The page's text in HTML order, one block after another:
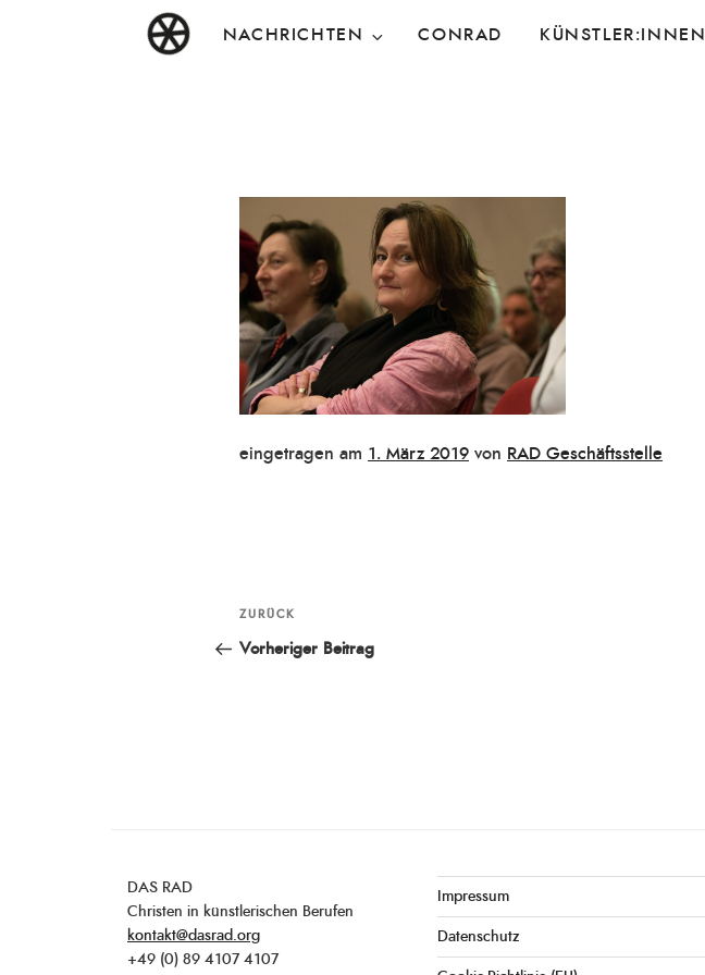
DAS RAD
Christen in künstlerischen Berufen
NACHRICHTEN CONRAD KÜNSTLER:INNEN
eingetragen am Veröffentlicht
1. März 2019 von RAD Geschäftsstelle
Beitragsnavigation
Vorheriger
Beitrag
ZURÜCK
Vorheriger Beitrag
DAS RAD
Christen in künstlerischen Berufen
kontakt@dasrad.org
+49 (0) 89 4107 4107
Impressum
Datenschutz